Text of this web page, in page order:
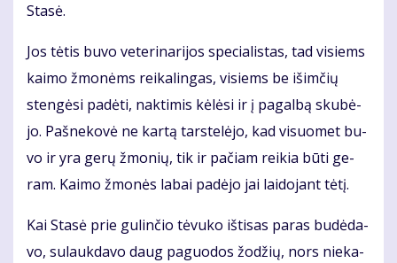
Sta­sė.
Jos tė­tis bu­vo ve­te­ri­na­ri­jos spe­cia­lis­tas, tad vi­siems
kai­mo žmo­nėms rei­ka­lin­gas, vi­siems be iš­im­čių
sten­gė­si pa­dė­ti, nak­ti­mis kė­lė­si ir į pa­gal­bą sku­bė­
jo. Pa­šne­ko­vė ne kar­tą tars­te­lė­jo, kad vi­suo­met bu­
vo ir yra ge­rų žmo­nių, tik ir pa­čiam rei­kia bū­ti ge­
ram. Kai­mo žmo­nės la­bai pa­dė­jo jai lai­do­jant tė­tį.
Kai Sta­sė prie gu­lin­čio tė­vu­ko iš­ti­sas pa­ras bu­dė­da­
vo, su­lauk­da­vo daug pa­guo­dos žo­džių, nors nie­ka­